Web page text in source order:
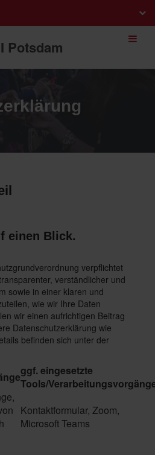
Potsdam
einen Blick.
verpflichtet
verständlicher und
sowie in einer klaren und
wie wir Ihre Daten
wir einen aufrichtigen Beitrag
Datenschutzerklärung wie
befinden sich unter der
ggf. eingesetzte
Tools/
Kontaktformular, Zoom,
Microsoft Teams